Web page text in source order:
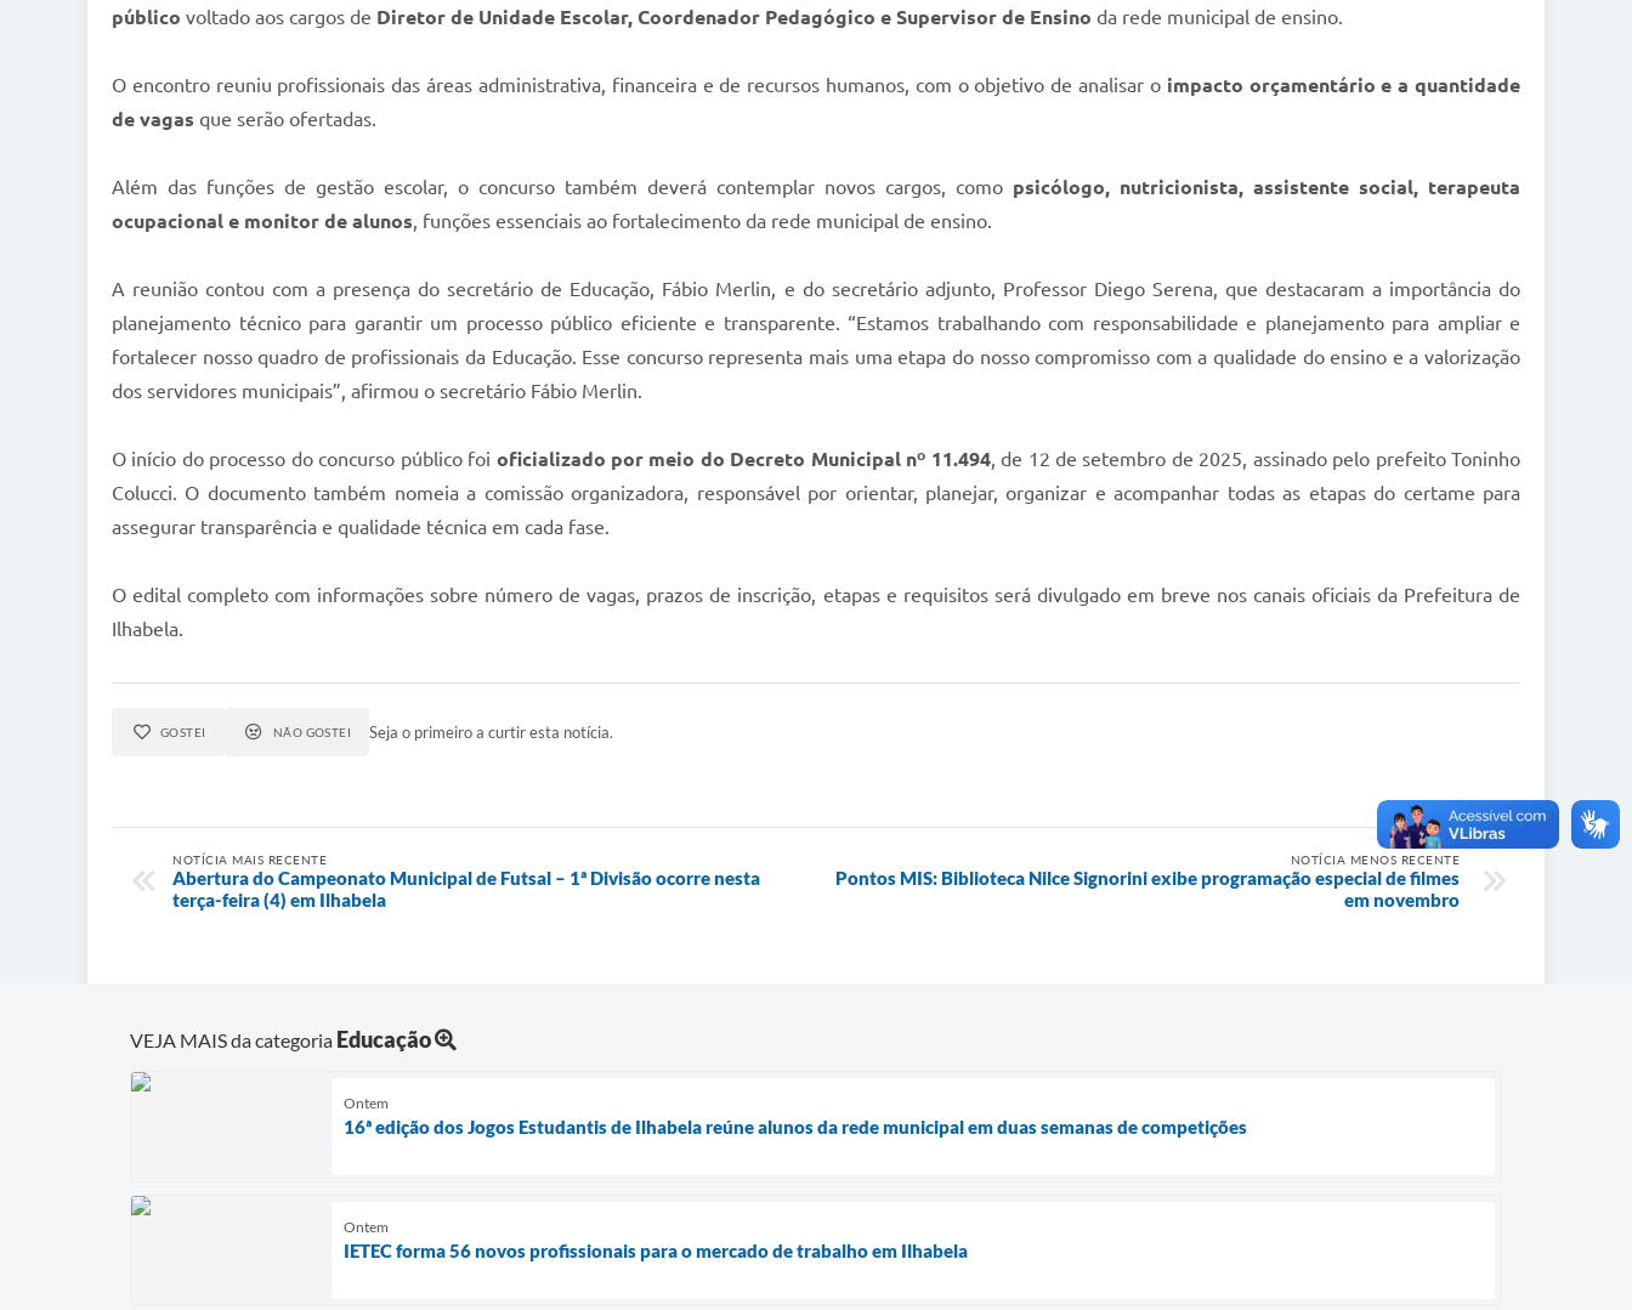
público voltado aos cargos de Diretor de Unidade Escolar, Coordenador Pedagógico e Supervisor de Ensino da rede municipal de ensino.
O encontro reuniu profissionais das áreas administrativa, financeira e de recursos humanos, com o objetivo de analisar o impacto orçamentário e a quantidade
de vagas que serão ofertadas.
Além das funções de gestão escolar, o concurso também deverá contemplar novos cargos, como psicólogo, nutricionista, assistente social, terapeuta
ocupacional e monitor de alunos, funções essenciais ao fortalecimento da rede municipal de ensino.
A reunião contou com a presença do secretário de Educação, Fábio Merlin, e do secretário adjunto, Professor Diego Serena, que destacaram a importância do
planejamento técnico para garantir um processo público eficiente e transparente. “Estamos trabalhando com responsabilidade e planejamento para ampliar e
fortalecer nosso quadro de profissionais da Educação. Esse concurso representa mais uma etapa do nosso compromisso com a qualidade do ensino e a valorização
dos servidores municipais”, afirmou o secretário Fábio Merlin.
O início do processo do concurso público foi oficializado por meio do Decreto Municipal nº 11.494, de 12 de setembro de 2025, assinado pelo prefeito Toninho
Colucci. O documento também nomeia a comissão organizadora, responsável por orientar, planejar, organizar e acompanhar todas as etapas do certame para
assegurar transparência e qualidade técnica em cada fase.
O edital completo com informações sobre número de vagas, prazos de inscrição, etapas e requisitos será divulgado em breve nos canais oficiais da Prefeitura de
Ilhabela.
GOSTEI NÃO GOSTEI Seja o primeiro a curtir esta notícia.
NOTÍCIA MAIS RECENTE
Abertura do Campeonato Municipal de Futsal – 1ª Divisão ocorre nesta
terça-feira (4) em Ilhabela
NOTÍCIA MENOS RECENTE
Pontos MIS: Biblioteca Nilce Signorini exibe programação especial de filmes
em novembro
VEJA MAIS da categoria Educação
Ontem
16ª edição dos Jogos Estudantis de Ilhabela reúne alunos da rede municipal em duas semanas de competições
Ontem
IETEC forma 56 novos profissionais para o mercado de trabalho em Ilhabela